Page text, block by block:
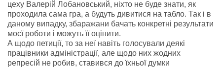
цеху Валерій Лобановський, ніхто не буде знати, як
проходила сама гра, а будуть дивитися на табло. Так і в
даному випадку, збаражани бачать конкретні результати
моєї роботи і можуть її оцінити.
А щодо петиції, то за неї навіть голосували деякі
працівники адміністрації, але щодо них жодних
репресій не робив, ставився до їхньої думки